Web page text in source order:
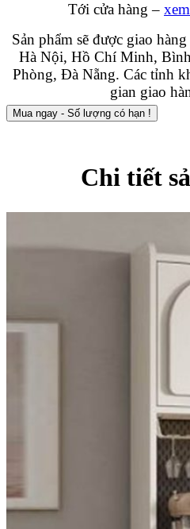
Tới cửa hàng –
Sản phẩm sẽ được giao
Hà Nội, Hồ Chí Minh,
Phòng, Đà Nẵng. Các tỉnh
gian giao
Mua ngay - Số lượng có hạn !
Chi tiết